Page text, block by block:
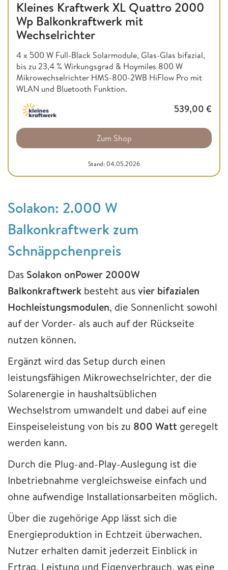
Kleines Kraftwerk XL Quattro 2000
Wp Balkonkraftwerk mit
Wechselrichter
4 x 500 W Full-Black Solarmodule, Glas-Glas bifazial,
bis zu 23,4 % Wirkungsgrad & Hoymiles 800 W
Mikrowechselrichter HMS-800-2WB HiFlow Pro mit
WLAN und Bluetooth Funktion.
539,00 €
Zum Shop
Stand: 04.05.2026
Solakon: 2.000 W
Balkonkraftwerk zum
Schnäppchenpreis
Das Solakon onPower 2000W
Balkonkraftwerk besteht ausvier bifazialen
Hochleistungsmodulen, die Sonnenlicht sowohl
auf der Vorder- als auch auf der Rückseite
nutzen können.
Ergänzt wird das Setup durch einen
leistungsfähigen Mikrowechselrichter, der die
Solarenergie in haushaltsüblichen
Wechselstrom umwandelt und dabei auf eine
Einspeiseleistung von bis zu 800 Watt geregelt
werden kann.
Durch die Plug-and-Play-Auslegung ist die
Inbetriebnahme vergleichsweise einfach und
ohne aufwendige Installationsarbeiten möglich.
Über die zugehörige App lässt sich die
Energieproduktion in Echtzeit überwachen.
Nutzer erhalten damit jederzeit Einblick in
Ertrag, Leistung und Eigenverbrauch, was eine